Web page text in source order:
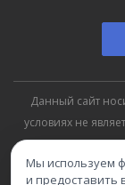
Данный сайт
условиях не
Мы используем
и предоставить